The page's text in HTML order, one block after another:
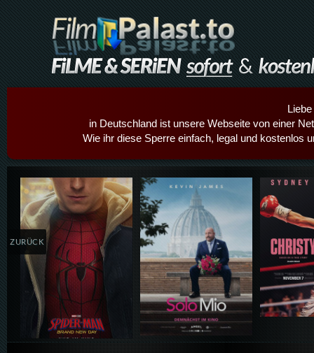
in Deutschland ist unsere Webseite von einer
Wie ihr diese Sperre einfach, legal und kostenlos
Details,Play Details,Play
ZURÜCK